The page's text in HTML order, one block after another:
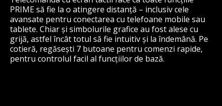
PRIME să fie la o atingere distanță – inclusiv cele
avansate pentru conectarea cu telefoane mobile sau
tablete. Chiar și simbolurile grafice au fost alese cu
grijă, astfel încât totul să fie intuitiv și la îndemână. Pe
cotieră, regăsești 7 butoane pentru comenzi rapide,
pentru controlul facil al funcțiilor de bază.